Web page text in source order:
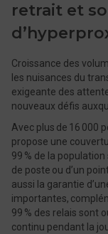
retrait et
Croissance des
les nuisances du
exigeante des
nouveaux défis
Avec plus de 16 000
propose une
99 % de la
de poste ou d’un
aussi la garantie
importantes,
99 % des relais sont
continu pendant la